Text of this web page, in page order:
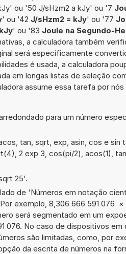
ou '50 J/sHzm2 a kJy' ou '7
' ou '42 J/sHzm2 = kJy' ou '77
' ou '83 Joule na Segundo-
a calculadora também
será especificamente
é usada, a calculadora
em longas listas de seleção
assume essa tarefa por nós
para um número
tan, sqrt, exp, asin, cos e sin
2 exp 3, cos(pi/2), acos(1),
25'.
de 'Números em notação
exemplo, 8,306 666 591 076 ×
será segmentado em um
076. No caso de dispositivos em
são limitadas, como, por
da escrita de números na